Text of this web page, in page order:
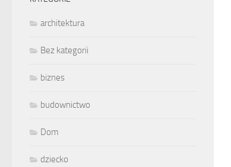
architektura
Bez kategorii
biznes
budownictwo
Dom
dziecko